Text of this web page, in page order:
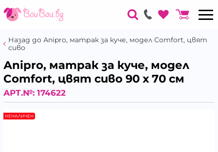
Назад до Аnipro, матрак за куче, модел Comfort, цвят
сиво
Аnipro, матрак за куче, модел
Comfort, цвят сиво 90 х 70 см
АРТ.№: 174622
НЕНАЛИЧЕН